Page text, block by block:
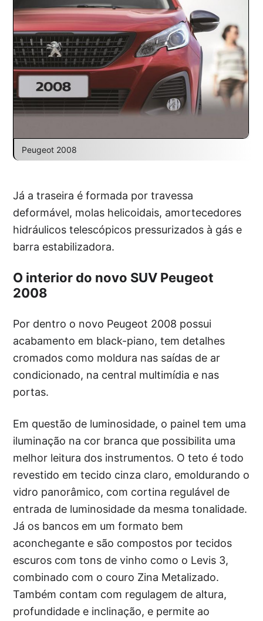
Peugeot 2008
Já a traseira é formada por travessa
deformável, molas helicoidais, amortecedores
hidráulicos telescópicos pressurizados à gás e
barra estabilizadora.
O interior do novo SUV Peugeot
2008
Por dentro o novo Peugeot 2008 possui
acabamento em black-piano, tem detalhes
cromados como moldura nas saídas de ar
condicionado, na central multimídia e nas
portas.
Em questão de luminosidade, o painel tem uma
iluminação na cor branca que possibilita uma
melhor leitura dos instrumentos. O teto é todo
revestido em tecido cinza claro, emoldurando o
vidro panorâmico, com cortina regulável de
entrada de luminosidade da mesma tonalidade.
Já os bancos em um formato bem
aconchegante e são compostos por tecidos
escuros com tons de vinho como o Levis 3,
combinado com o couro Zina Metalizado.
Também contam com regulagem de altura,
profundidade e inclinação, e permite ao